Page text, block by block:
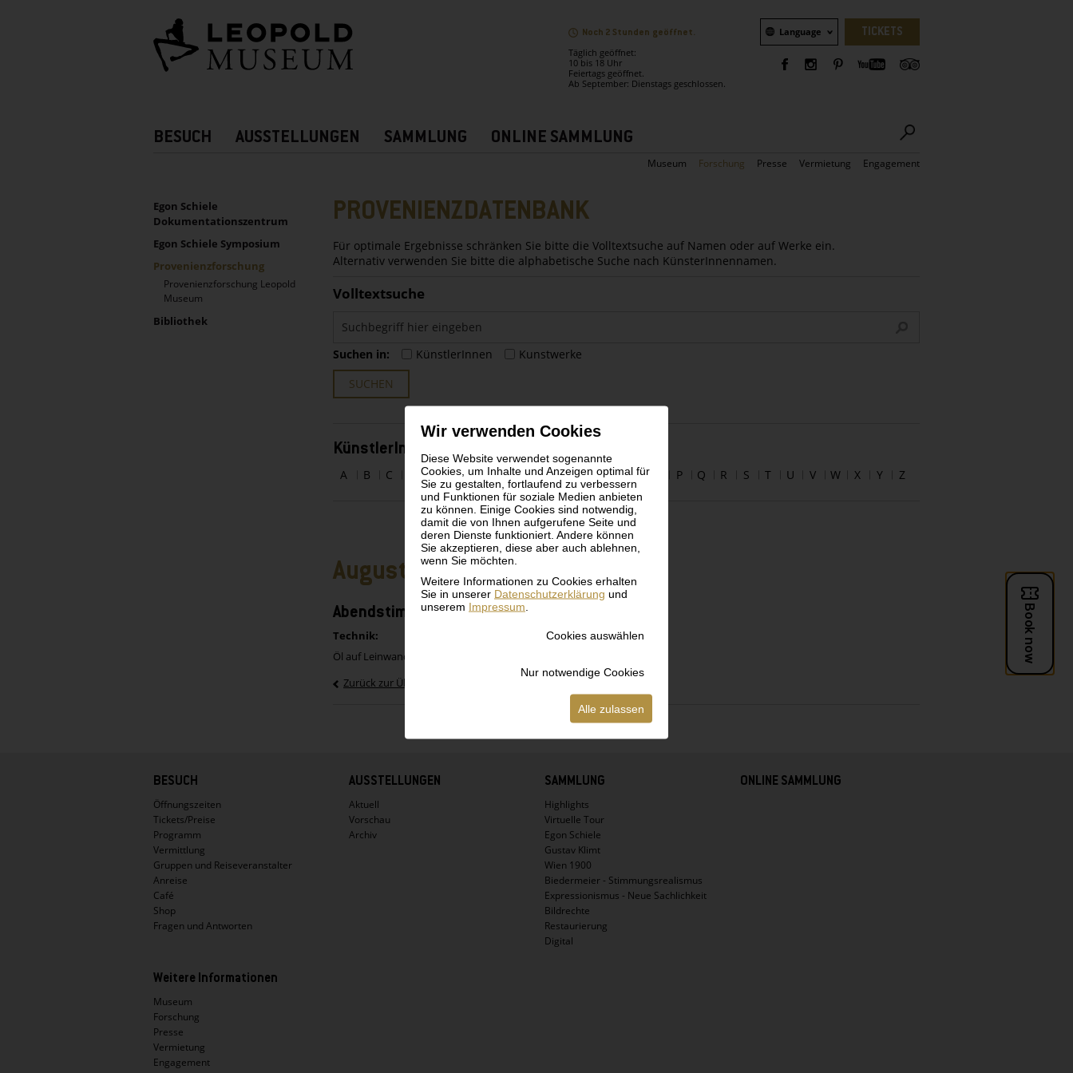
Wir verwenden Cookies
Diese Website verwendet sogenannte
Cookies, um Inhalte und Anzeigen optimal für
Sie zu gestalten, fortlaufend zu verbessern
und Funktionen für soziale Medien anbieten
zu können. Einige Cookies sind notwendig,
damit die von Ihnen aufgerufene Seite und
deren Dienste funktioniert. Andere können
Sie akzeptieren, diese aber auch ablehnen,
wenn Sie möchten.
Weitere Informationen zu Cookies erhalten
Sie in unserer Datenschutzerklärung und
unserem Impressum
Cookies auswählen
Nur notwendige Cookies
Alle zulassen
Noch 2 Stunden geöffnet.
Täglich geöffnet:
10 bis 18 Uhr
Feiertags geöffnet.
Ab September: Dienstags geschlossen.
Sprachauswahl
Language TICKETS
Hauptnavigation
BESUCH AUSSTELLUNGEN SAMMLUNG ONLINE SAMMLUNG
Museum Forschung Presse Vermietung Engagement
Sidebar
UNTERNAVIGATION
Egon Schiele
Dokumentationszentrum
Egon Schiele Symposium
Provenienzforschung
Provenienzforschung Leopold
Museum
Bibliothek
PROVENIENZDATENBANK
Für optimale Ergebnisse schränken Sie bitte die Volltextsuche auf Namen oder auf Werke ein.
Alternativ verwenden Sie bitte die alphabetische Suche nach KünsterInnennamen.
Volltextsuche
Suchen in: KünstlerInnen
Kunstwerke
SUCHEN
KünstlerInnen alphabetisch
A B C E F G H I J K L M N P Q R S T U V W X Y Z
August Schaeffer Von Wienwald
Abendstimmung
Technik:
Öl auf Leinwand
Zurück zur Übersicht
BESUCH
Öffnungszeiten
Tickets/Preise
Programm
Vermittlung
Gruppen und Reiseveranstalter
Anreise
Café
Shop
Fragen und Antworten
AUSSTELLUNGEN
Aktuell
Vorschau
Archiv
SAMMLUNG
Highlights
Virtuelle Tour
Egon Schiele
Gustav Klimt
Wien 1900
Biedermeier - Stimmungsrealismus
Expressionismus - Neue Sachlichkeit
Bildrechte
Restaurierung
Digital
ONLINE SAMMLUNG
Weitere Informationen
Museum
Forschung
Presse
Vermietung
Engagement